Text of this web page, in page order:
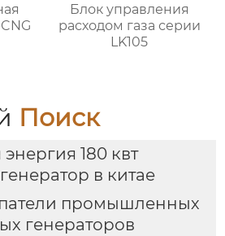
Блок управления
расходом газа серии
LK105
Поиск
180 квт
в китае
промышленных
генераторов